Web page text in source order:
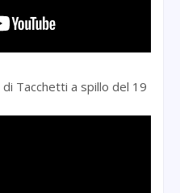
Tacchetti a spillo del 19